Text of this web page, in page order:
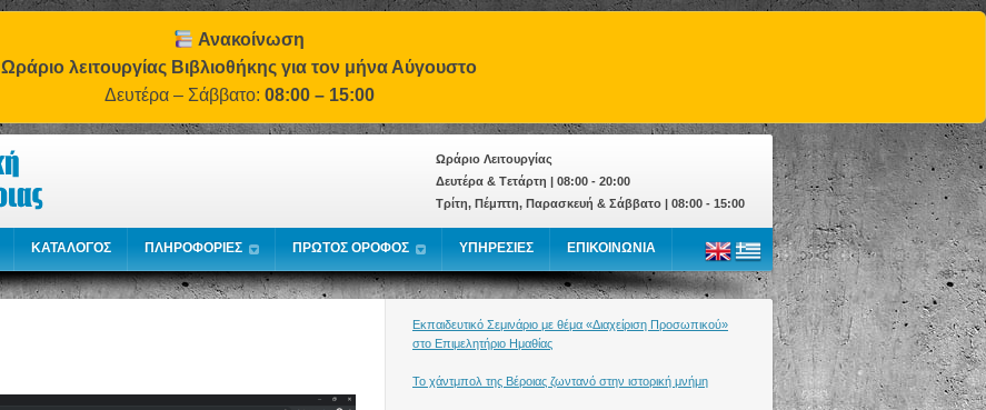
Ανακοίνωση
Ωράριο λειτουργίας Βιβλιοθήκης για τον μήνα Αύγουστο
Δευτέρα – Σάββατο: 08:00 – 15:00
Ωράριο Λειτουργίας
Δευτέρα & Tετάρτη | 08:00 - 20:00
Τρίτη, Πέμπτη, Παρασκευή & Σάββατο | 08:00 - 15:00
ΚΑΤΑΛΟΓΟΣ ΠΛΗΡΟΦΟΡΙΕΣ ΠΡΩΤΟΣ ΟΡΟΦΟΣ ΥΠΗΡΕΣΙΕΣ ΕΠΙΚΟΙΝΩΝΙΑ
Εκπαιδευτικό Σεμινάριο με θέμα «Διαχείριση Προσωπικού»
στο Επιμελητήριο Ημαθίας
Το χάντμπολ της Βέροιας ζωντανό στην ιστορική μνήμη